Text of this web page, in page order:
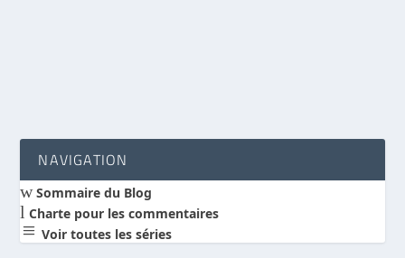
NAVIGATION
wSommaire du Blog
l Charte pour les commentaires
a Voir toutes les séries